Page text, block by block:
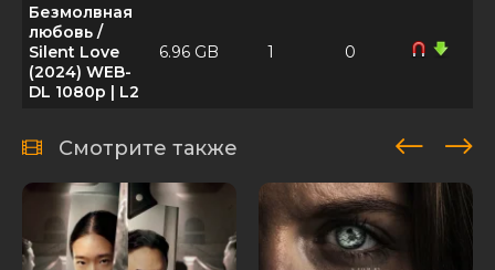
Безмолвная
любовь /
Silent Love
(2024) WEB-
DL 1080p | L2
6.96 GB 1 0
Смотрите также